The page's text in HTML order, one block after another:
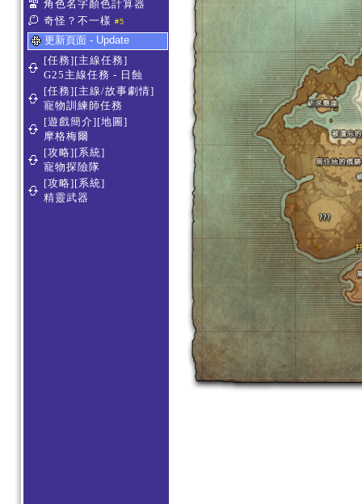
角色名字顏色計算器
奇怪？不一樣 #5
更新頁面 - Update
[任務][主線任務]
G25主線任務 - 日蝕
[任務][主線/故事劇情]
寵物訓練師任務
[遊戲簡介][地圖]
摩格梅爾
[攻略][系統]
寵物探險隊
[攻略][系統]
精靈武器